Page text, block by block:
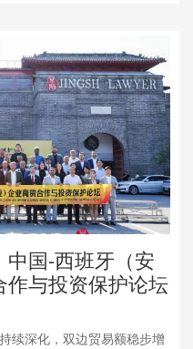
国-西班牙（安
与投资保护论坛
续深化，双边贸易额稳步增